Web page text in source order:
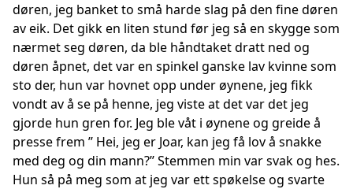
døren, jeg banket to små harde slag på den fine døren
av eik. Det gikk en liten stund før jeg så en skygge som
nærmet seg døren, da ble håndtaket dratt ned og
døren åpnet, det var en spinkel ganske lav kvinne som
sto der, hun var hovnet opp under øynene, jeg fikk
vondt av å se på henne, jeg viste at det var det jeg
gjorde hun gren for. Jeg ble våt i øynene og greide å
presse frem ’’ Hei, jeg er Joar, kan jeg få lov å snakke
med deg og din mann?’’ Stemmen min var svak og hes.
Hun så på meg som at jeg var ett spøkelse og svarte